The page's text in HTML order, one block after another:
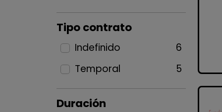
Tipo contrato
Indefinido
6
Temporal
5
Duración